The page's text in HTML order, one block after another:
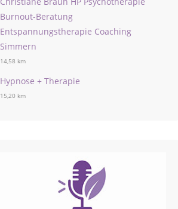
Burnout-Beratung
Entspannungstherapie Coaching
Simmern
14,58 km
Hypnose + Therapie
15,20 km